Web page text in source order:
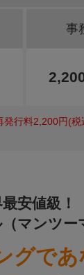
事
行料2,200円(税
安値級！
マンツー
グで